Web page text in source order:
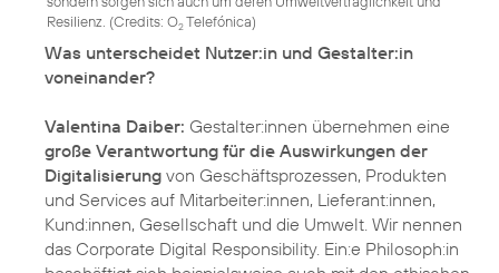
Resilienz. (Credits: O2Telefónica)
Was unterscheidet Nutzer:in und Gestalter:in
voneinander?
Valentina Daiber: Gestalter:innen übernehmen eine
große Verantwortung für die Auswirkungen der
Digitalisierung von Geschäftsprozessen, Produkten
und Services auf Mitarbeiter:innen, Lieferant:innen,
Kund:innen, Gesellschaft und die Umwelt. Wir nennen
das Corporate Digital Responsibility. Ein:e Philosoph:in